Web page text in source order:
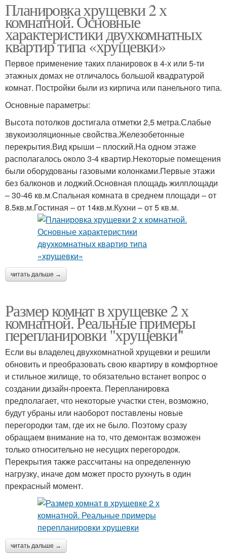
Планировка хрущевки 2 х
комнатной. Основные
характеристики двухкомнатных
квартир типа «хрущевки»
Первое применение таких планировок в 4-х или 5-ти
этажных домах не отличалось большой квадратурой
комнат. Постройки были из кирпича или панельного типа.
Основные параметры:
Высота потолков достигала отметки 2,5 метра.Слабые
звукоизоляционные свойства.Железобетонные
перекрытия.Вид крыши – плоский.На одном этаже
располагалось около 3-4 квартир.Некоторые помещения
были оборудованы газовыми колонками.Первые этажи
без балконов и лоджий.Основная площадь жилплощади
– 30-46 кв.м.Спальная комната в среднем площади – от
8.5кв.м.Гостиная – от 14кв.м.Кухни – от 5 кв.м.
читать дальше →
Размер комнат в хрущевке 2 х
комнатной. Реальные примеры
перепланировки "хрущевки"
Если вы владелец двухкомнатной хрущевки и решили
обновить и преобразовать свою квартиру в комфортное
и стильное жилище, то обязательно встанет вопрос о
создании дизайн-проекта. Перепланировка
предполагает, что некоторые участки стен, возможно,
будут убраны или наоборот поставлены новые
перегородки там, где их не было. Поэтому сразу
обращаем внимание на то, что демонтаж возможен
только относительно не несущих перегородок.
Перекрытия также рассчитаны на определенную
нагрузку, иначе дом может просто рухнуть в один
прекрасный момент.
читать дальше →